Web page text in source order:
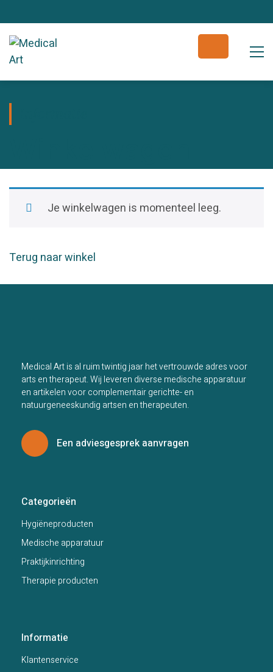
Je winkelwagen is momenteel leeg.
Terug naar winkel
Medical Art is al ruim twintig jaar het vertrouwde adres voor
arts en therapeut. Wij leveren diverse medische apparatuur
en artikelen voor complementair gerichte- en
natuurgeneeskundig artsen en therapeuten.
Een adviesgesprek aanvragen
Categorieën
Hygiëneproducten
Medische apparatuur
Praktijkinrichting
Therapie producten
Informatie
Klantenservice